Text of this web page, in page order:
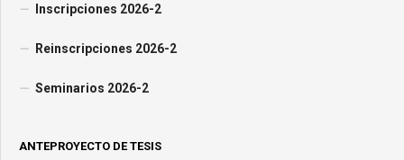
Inscripciones 2026-2
Reinscripciones 2026-2
Seminarios 2026-2
ANTEPROYECTO DE TESIS